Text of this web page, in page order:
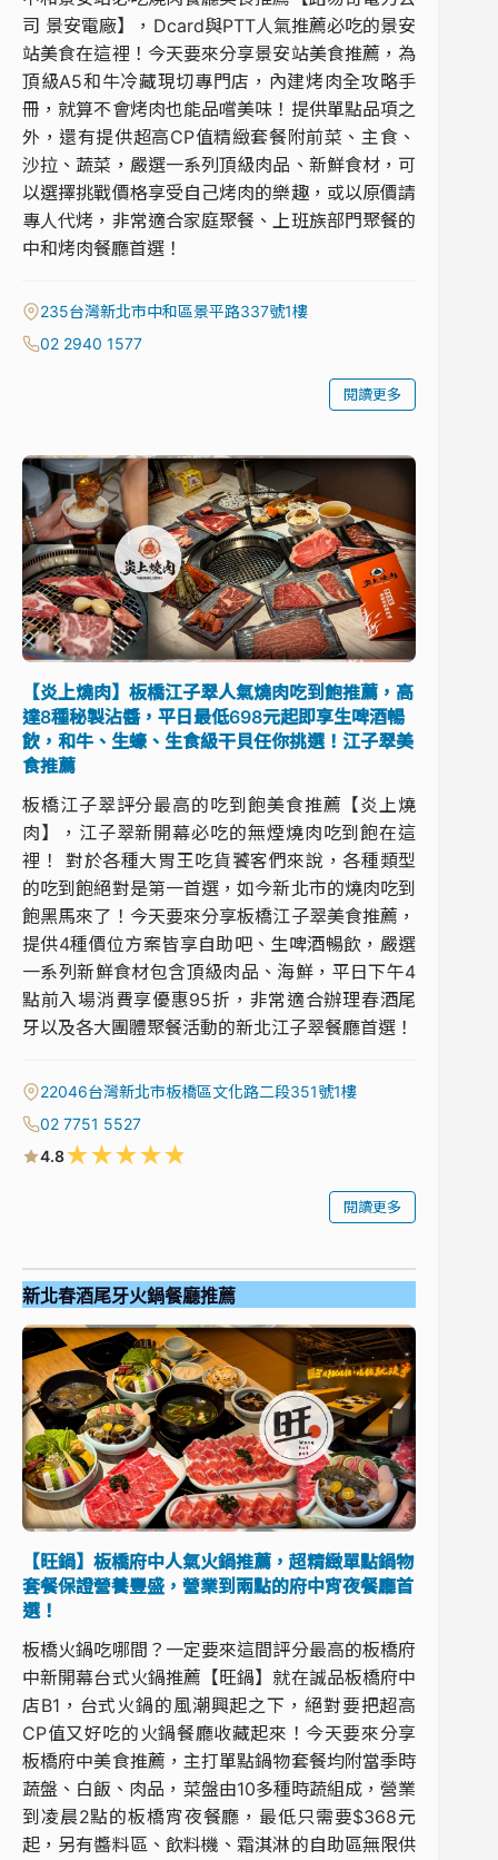
司 景安電廠】，Dcard與PTT人氣推薦必吃的景安
站美食在這裡！今天要來分享景安站美食推薦，為
頂級A5和牛冷藏現切專門店，內建烤肉全攻略手
冊，就算不會烤肉也能品嚐美味！提供單點品項之
外，還有提供超高CP值精緻套餐附前菜、主食、
沙拉、蔬菜，嚴選一系列頂級肉品、新鮮食材，可
以選擇挑戰價格享受自己烤肉的樂趣，或以原價請
專人代烤，非常適合家庭聚餐、上班族部門聚餐的
中和烤肉餐廳首選！
235台灣新北市中和區景平路337號1樓
02 2940 1577
閱讀更多
【炎上燒肉】板橋江子翠人氣燒肉吃到飽推薦，高
達8種秘製沾醬，平日最低698元起即享生啤酒暢
飲，和牛、生蠔、生食級干貝任你挑選！江子翠美
食推薦
板橋江子翠評分最高的吃到飽美食推薦【炎上燒
肉】，江子翠新開幕必吃的無煙燒肉吃到飽在這
裡！ 對於各種大胃王吃貨饕客們來說，各種類型
的吃到飽絕對是第一首選，如今新北市的燒肉吃到
飽黑馬來了！今天要來分享板橋江子翠美食推薦，
提供4種價位方案皆享自助吧、生啤酒暢飲，嚴選
一系列新鮮食材包含頂級肉品、海鮮，平日下午4
點前入場消費享優惠95折，非常適合辦理春酒尾
牙以及各大團體聚餐活動的新北江子翠餐廳首選！
22046台灣新北市板橋區文化路二段351號1樓
02 7751 5527
4.8★★★★★
閱讀更多
新北春酒尾牙火鍋餐廳推薦
【旺鍋】板橋府中人氣火鍋推薦，超精緻單點鍋物
套餐保證營養豐盛，營業到兩點的府中宵夜餐廳首
選！
板橋火鍋吃哪間？一定要來這間評分最高的板橋府
中新開幕台式火鍋推薦【旺鍋】就在誠品板橋府中
店B1，台式火鍋的風潮興起之下，絕對要把超高
CP值又好吃的火鍋餐廳收藏起來！今天要來分享
板橋府中美食推薦，主打單點鍋物套餐均附當季時
蔬盤、白飯、肉品，菜盤由10多種時蔬組成，營業
到凌晨2點的板橋宵夜餐廳，最低只需要$368元
起，另有醬料區、飲料機、霜淇淋的自助區無限供